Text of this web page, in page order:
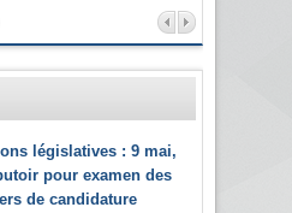
législatives : 9 mai,
pour examen des
de candidature